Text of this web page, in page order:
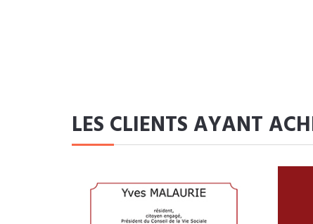
LES CLIENTS AYANT